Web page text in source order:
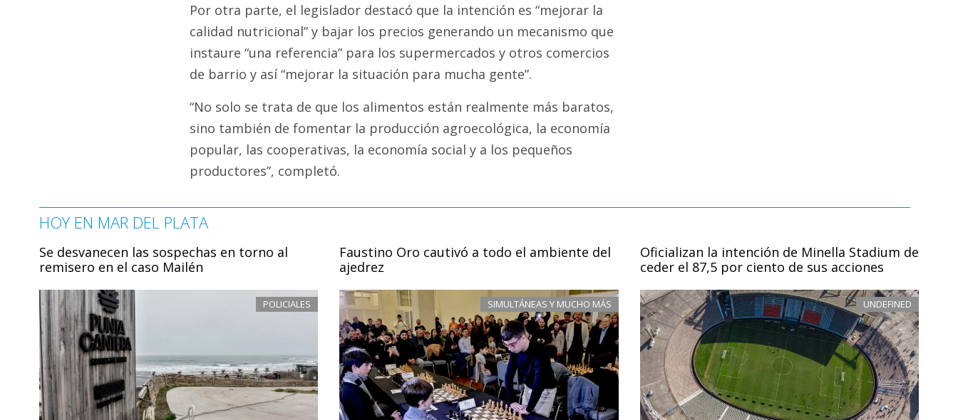
Por otra parte, el legislador destacó que la intención es “mejorar la
calidad nutricional” y bajar los precios generando un mecanismo que
instaure “una referencia” para los supermercados y otros comercios
de barrio y así “mejorar la situación para mucha gente”.
“No solo se trata de que los alimentos están realmente más baratos,
sino también de fomentar la producción agroecológica, la economía
popular, las cooperativas, la economía social y a los pequeños
productores”, completó.
HOY EN MAR DEL PLATA
Se desvanecen las sospechas en torno al
remisero en el caso Mailén
POLICIALES
Faustino Oro cautivó a todo el ambiente del
ajedrez
SIMULTÁNEAS Y MUCHO MÁS
Oficializan la intención de Minella Stadium de
ceder el 87,5 por ciento de sus acciones
UNDEFINED